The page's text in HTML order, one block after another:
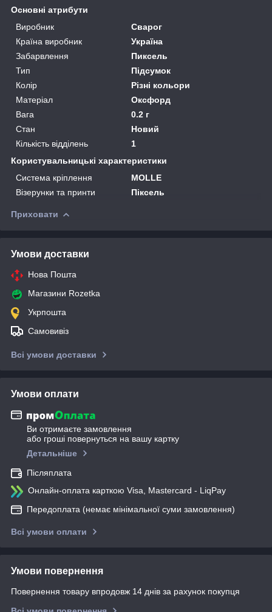
Основні атрибути
Виробник
Сварог
Країна виробник
Україна
Забарвлення
Пиксель
Тип
Підсумок
Колір
Різні кольори
Матеріал
Оксфорд
Вага
0.2 г
Стан
Новий
Кількість відділень
1
Користувальницькі характеристики
Система кріплення
MOLLE
Візерунки та принти
Піксель
Приховати
Умови доставки
Нова Пошта
Магазини Rozetka
Укрпошта
Самовивіз
Всі умови доставки
Умови оплати
Ви отримаєте замовлення
або гроші повернуться на вашу картку
Детальніше
Післяплата
Онлайн-оплата карткою Visa, Mastercard - LiqPay
Передоплата (немає мінімальної суми замовлення)
Всі умови оплати
Умови повернення
Повернення товару впродовж 14 днів за рахунок покупця